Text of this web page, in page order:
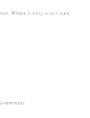
, Winter Schlagwörtertop4